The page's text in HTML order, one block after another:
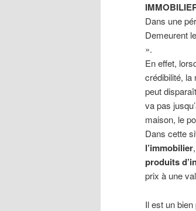
Dans une
Demeurent
».
En effet,
crédibilité, la
peut
va pas
maison, le
Dans cette
l’immobilier
produits
prix à une
Il est un